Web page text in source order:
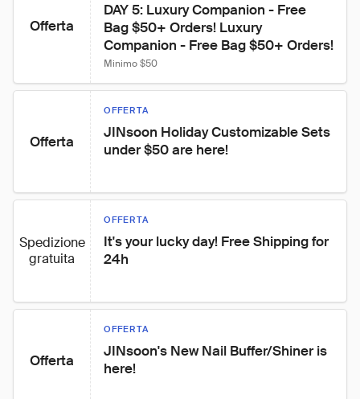
Offerta
DAY 5: Luxury Companion - Free
Bag $50+ Orders! Luxury
Companion - Free Bag $50+ Orders!
Minimo $50
Offerta
OFFERTA
JINsoon Holiday Customizable Sets
under $50 are here!
Spedizione
gratuita
OFFERTA
It's your lucky day! Free Shipping for
24h
Offerta
OFFERTA
JINsoon's New Nail Buffer/Shiner is
here!